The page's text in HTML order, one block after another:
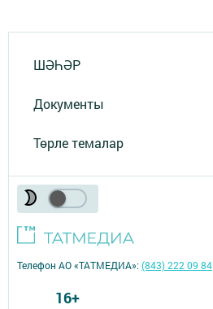
ШӘҺӘР
Документы
Төрле темалар
Телефон АО «ТАТМЕДИА»:(843) 222 09 84
16+